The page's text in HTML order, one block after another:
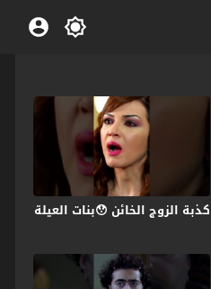
كذبة الزوج الخائن 😯بنات العيلة